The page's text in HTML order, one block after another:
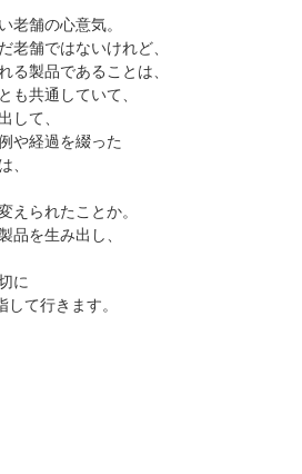
老舗の心意気。
老舗ではないけれど、
る製品であることは、
も共通していて、
して、
や経過を綴った
、
えられたことか。
品を生み出し、
に
て行きます。